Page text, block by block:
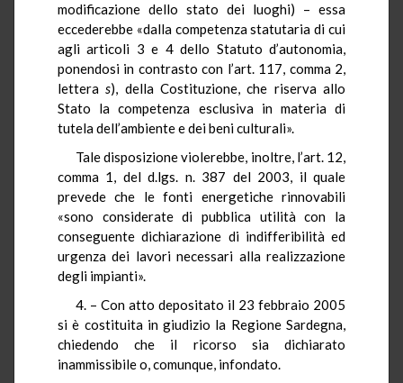
modificazione dello stato dei luoghi) – essa
eccederebbe «dalla competenza statutaria di cui
agli articoli 3 e 4 dello Statuto d’autonomia,
ponendosi in contrasto con l’art. 117, comma 2,
letteras), della Costituzione, che riserva allo
Stato la competenza esclusiva in materia di
tutela dell’ambiente e dei beni culturali».
Tale disposizione violerebbe, inoltre, l’art. 12,
comma 1, del d.lgs. n. 387 del 2003, il quale
prevede che le fonti energetiche rinnovabili
«sono considerate di pubblica utilità con la
conseguente dichiarazione di indifferibilità ed
urgenza dei lavori necessari alla realizzazione
degli impianti».
4. – Con atto depositato il 23 febbraio 2005
si è costituita in giudizio la Regione Sardegna,
chiedendo che il ricorso sia dichiarato
inammissibile o, comunque, infondato.